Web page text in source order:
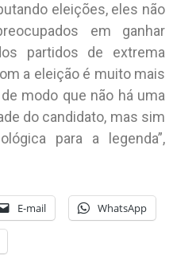
eleições, eles não
em ganhar
partidos de extrema
a eleição é muito mais
modo que não há uma
do candidato, mas sim
para a legenda”,
E-mail WhatsApp